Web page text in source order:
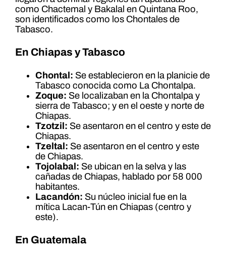
como Chactemal y Bakalal en Quintana Roo,
son identificados como los Chontales de
Tabasco.
En Chiapas y Tabasco
Chontal: Se establecieron en la planicie de
Tabasco conocida como La Chontalpa.
Zoque: Se localizaban en la Chontalpa y
sierra de Tabasco; y en el oeste y norte de
Chiapas.
Tzotzil: Se asentaron en el centro y este de
Chiapas.
Tzeltal: Se asentaron en el centro y este
de Chiapas.
Tojolabal: Se ubican en la selva y las
cañadas de Chiapas, hablado por 58 000
habitantes.
Lacandón: Su núcleo inicial fue en la
mítica Lacan-Tún en Chiapas (centro y
este).
En Guatemala